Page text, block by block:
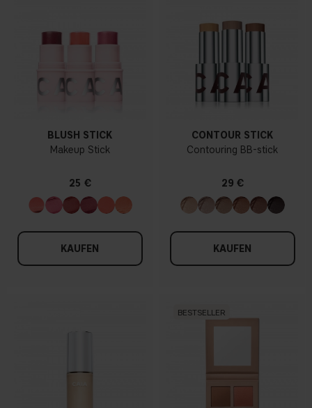
BLUSH STICK
Makeup Stick
25 €
KAUFEN
CONTOUR STICK
Contouring BB-stick
29 €
KAUFEN
BESTSELLER